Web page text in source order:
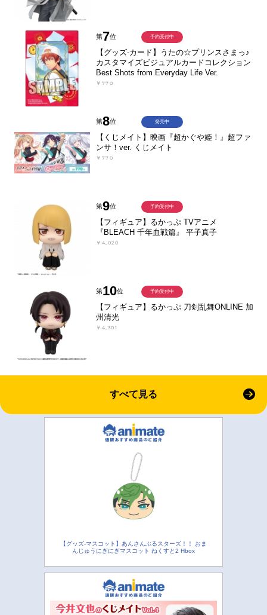
第7位
【グッズ-カード】うたの☆プリンスさまっ♪
カスタマイズビジュアルカードコレクション
Best Shots from Everyday Life Ver.
￥770
予約受付中
第8位
【くじメイト】映画『超かぐや姫！』超ファ
ンサ！ver. くじメイト
￥770
発売中
第9位
【フィギュア】るかっぷ TVアニメ
『BLEACH 千年血戦篇』 平子真子
￥4,020
予約受付中
第10位
【フィギュア】るかっぷ 刀剣乱舞ONLINE 加
州清光
￥4,301
予約受付中
すべて見る
【グッズ-マスコット】あんさんぶるスターズ！！ おま
んじゅうにぎにぎマスコット ねくすと2 Hbox